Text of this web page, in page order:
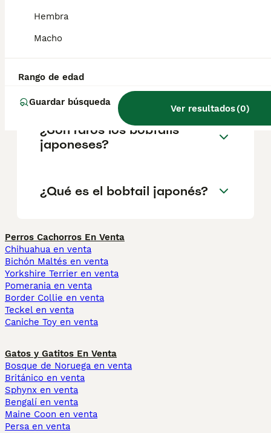
Hembra
Macho
Rango de edad
Guardar búsqueda
Ver resultados(0)
delgados con músculos muy desarrollados
japonés?
¿Son raros los bobtails
japoneses?
¿Qué es el bobtail japonés?
Perros Cachorros En Venta
Chihuahua en venta
Bichón Maltés en venta
Yorkshire Terrier en venta
Pomerania en venta
Border Collie en venta
Teckel en venta
Caniche Toy en venta
Gatos y Gatitos En Venta
Bosque de Noruega en venta
Británico en venta
Sphynx en venta
Bengalí en venta
Maine Coon en venta
Persa en venta